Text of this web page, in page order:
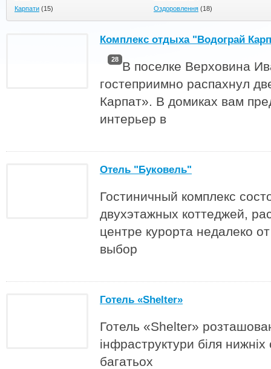
Карпати (15) Оздоровлення (18)
Комплекс отдыха "Водограй
28 В поселке Верховина
гостеприимно распахнул
Карпат». В домиках вам
интерьер в
Отель "Буковель"
Гостиничный комплекс
двухэтажных коттеджей,
центре курорта недалеко
выбор
Готель «Shelter»
Готель «Shelter»
інфраструктури біля
багатьох